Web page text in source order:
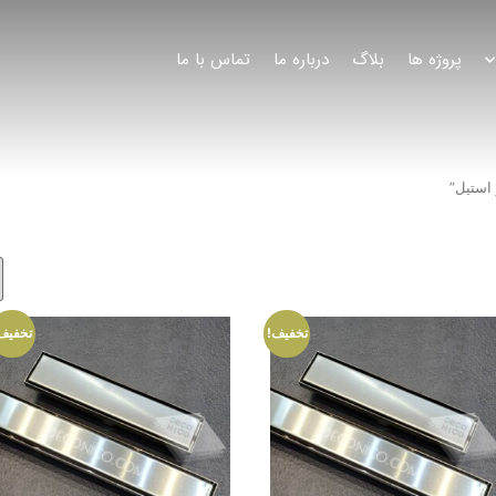
پروژه ها بلاگ درباره ما تماس با ما
تخفیف!